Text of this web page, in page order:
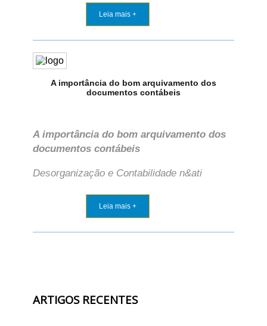
Leia mais +
A importância do bom arquivamento dos
documentos contábeis
A importância do bom arquivamento dos
documentos contábeis
Desorganização e Contabilidade n&ati
Leia mais +
ARTIGOS RECENTES